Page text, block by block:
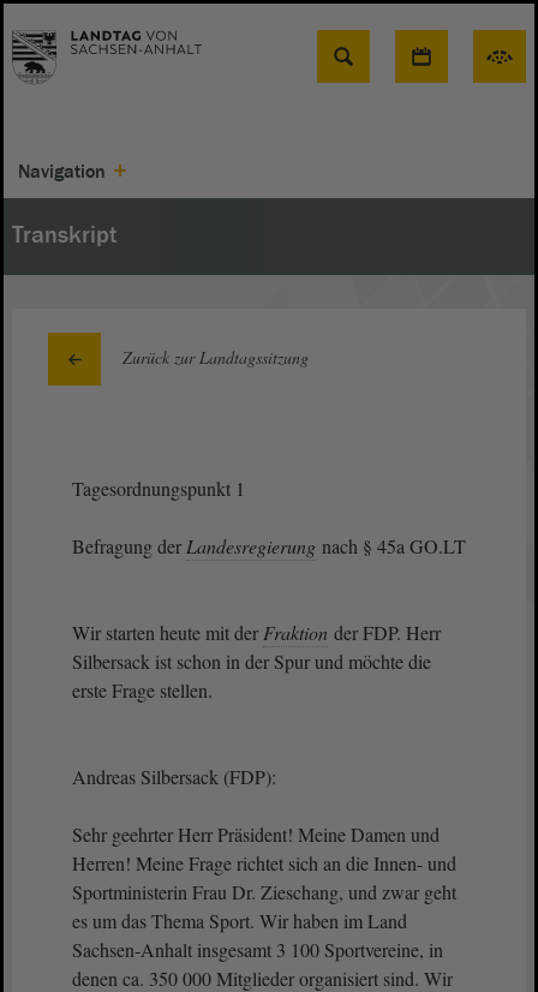
Suche
Navigation
Transkript
Zurück zur Landtagssitzung
Tagesordnungspunkt 1
Befragung der Landesregierung nach § 45a GO.LT
Wir starten heute mit der Fraktion der FDP. Herr
Silbersack ist schon in der Spur und möchte die
erste Frage stellen.
Andreas Silbersack (FDP):
Sehr geehrter Herr Präsident! Meine Damen und
Herren! Meine Frage richtet sich an die Innen- und
Sportministerin Frau Dr. Zieschang, und zwar geht
es um das Thema Sport. Wir haben im Land
Sachsen-Anhalt insgesamt 3 100 Sportvereine, in
denen ca. 350 000 Mitglieder organisiert sind. Wir